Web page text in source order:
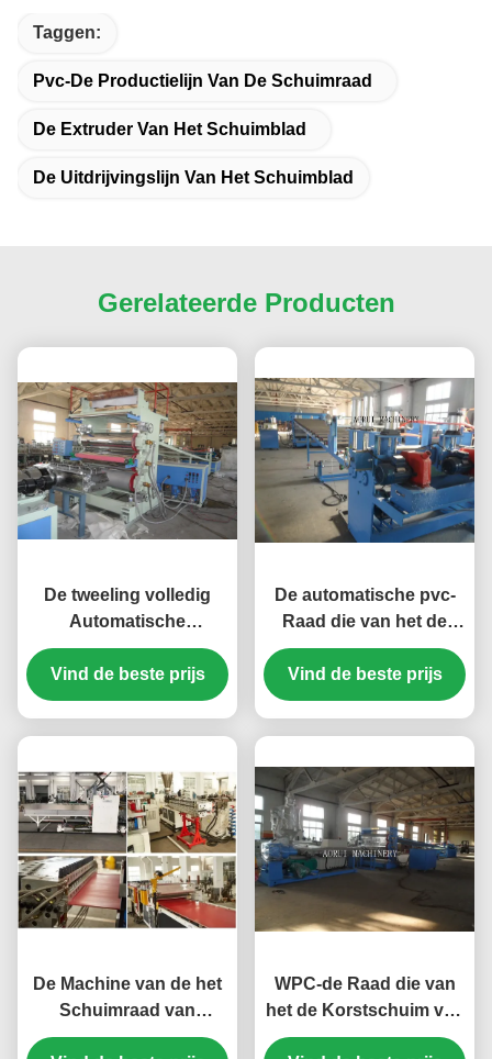
Taggen:
Pvc-De Productielijn Van De Schuimraad
De Extruder Van Het Schuimblad
De Uitdrijvingslijn Van Het Schuimblad
Gerelateerde Producten
De tweeling volledig
Automatische
Productielijn van de het
Schuimraad van pvc
van de Schroefextruder
Vind de beste prijs
De automatische pvc-
Raad die van het de
Productielijn Plastic
Meubilair van de
Schuimraad Machine
Vind de beste prijs
De Machine van de het
Schuimraad van
meubilairwpc pvc met
WPC-de Raad die van
het de Korstschuim van
pvc Machine voor